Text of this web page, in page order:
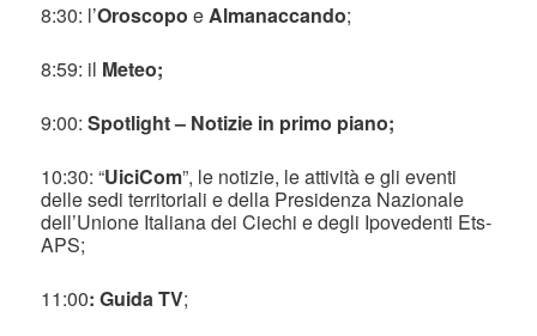
8:30: l’OroscopoeAlmanaccando;
8:59: il Meteo;
9:00:Spotlight – Notizie in primo piano;
10:30: “UiciCom”, le notizie, le attività e gli eventi
delle sedi territoriali e della Presidenza Nazionale
dell’Unione Italiana dei Ciechi e degli Ipovedenti Ets-
APS;
11:00: Guida TV;